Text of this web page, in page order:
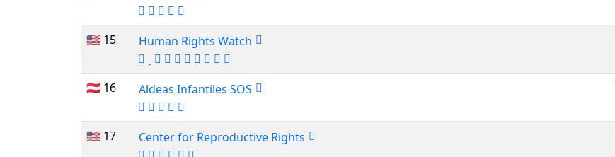
🇺🇸 15 Human Rights Watch
🇦🇹 16 Aldeas Infantiles SOS
🇺🇸 17 Center for Reproductive Rights